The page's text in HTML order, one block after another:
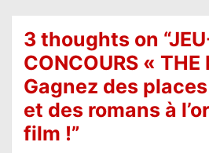
3 thoughts on “
CONCOURS « THE
Gagnez des
et des romans à
film !”